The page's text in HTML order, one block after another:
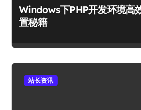
Windows下PHP开发环境高
置秘籍
站长资讯